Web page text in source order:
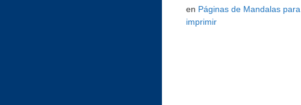
en Páginas de Mandalas para
imprimir